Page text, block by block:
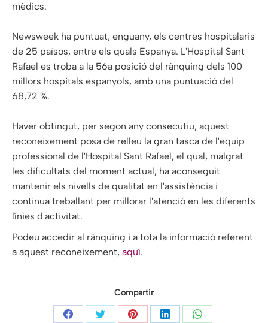
mèdics.
Newsweek ha puntuat, enguany, els centres hospitalaris
de 25 països, entre els quals Espanya. L'Hospital Sant
Rafael es troba a la 56a posició del rànquing dels 100
millors hospitals espanyols, amb una puntuació del
68,72 %.
Haver obtingut, per segon any consecutiu, aquest
reconeixement posa de relleu la gran tasca de l'equip
professional de l'Hospital Sant Rafael, el qual, malgrat
les dificultats del moment actual, ha aconseguit
mantenir els nivells de qualitat en l'assistència i
continua treballant per millorar l'atenció en les diferents
línies d'activitat.
Podeu accedir al rànquing i a tota la informació referent
a aquest reconeixement, aquí.
Compartir